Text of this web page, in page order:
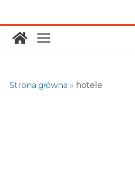
content
Strona główna » hotele